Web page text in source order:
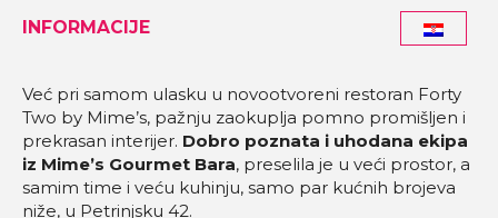
INFORMACIJE
Već pri samom ulasku u novootvoreni restoran Forty
Two by Mime’s, pažnju zaokuplja pomno promišljen i
prekrasan interijer. Dobro poznata i uhodana ekipa
iz Mime’s Gourmet Bara, preselila je u veći prostor, a
samim time i veću kuhinju, samo par kućnih brojeva
niže, u Petrinjsku 42.